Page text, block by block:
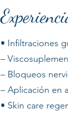
• Infiltraciones
–
– Bloqueos
– Aplicación en
• Skin care